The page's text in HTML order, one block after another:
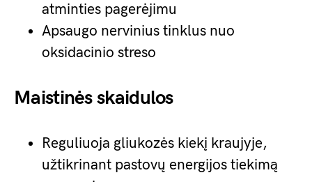
atminties pagerėjimu
Apsaugo nervinius tinklus nuo
oksidacinio streso
Maistinės skaidulos
Reguliuoja gliukozės kiekį kraujyje,
užtikrinant pastovų energijos tiekimą